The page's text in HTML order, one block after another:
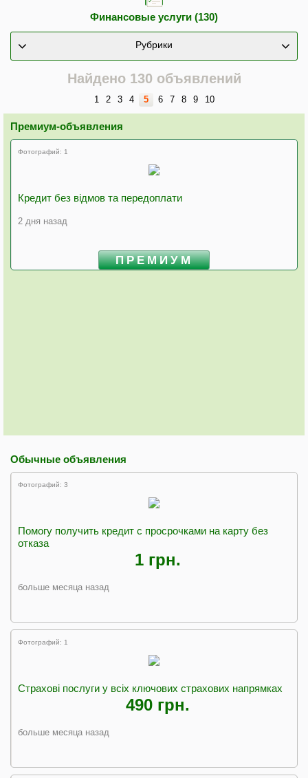
Финансовые услуги (130)
Рубрики
Найдено 130 объявлений
1 2 3 4 5 6 7 8 9 10
Премиум-объявления
Фотографий: 1
Кредит без відмов та передоплати
2 дня назад
ПРЕМИУМ
Обычные объявления
Фотографий: 3
Помогу получить кредит с просрочками на карту без
отказа
1 грн.
больше месяца назад
Фотографий: 1
Страхові послуги у всіх ключових страхових напрямках
490 грн.
больше месяца назад